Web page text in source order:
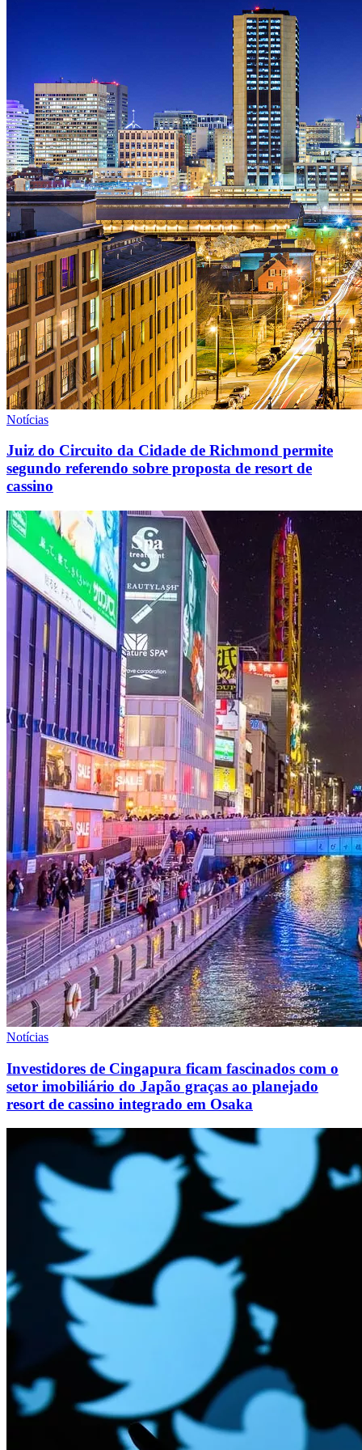
Notícias
Juiz do Circuito da Cidade de Richmond permite
segundo referendo sobre proposta de resort de
cassino
Notícias
Investidores de Cingapura ficam fascinados com o
setor imobiliário do Japão graças ao planejado
resort de cassino integrado em Osaka